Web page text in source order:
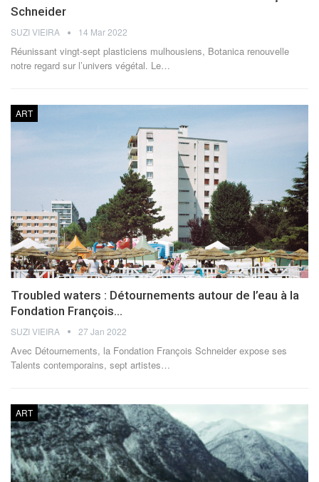
Schneider
SUZI VIEIRA 14 Mar 2022
Réunissant vingt-sept plasticiens mulhousiens, Botanica renouvelle
notre regard sur l’univers végétal. Le…
ART
Troubled waters : Détournements autour de l’eau à la
Fondation François…
SUZI VIEIRA 27 Jan 2022
Avec Détournements, la Fondation François Schneider expose ses
Talents contemporains, sept artistes…
ART